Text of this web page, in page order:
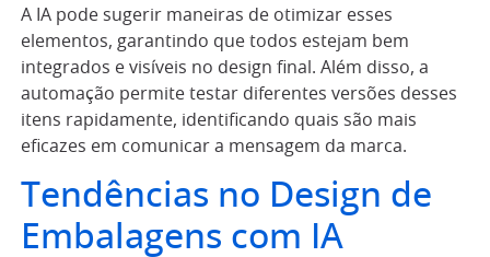
A IA pode sugerir maneiras de otimizar esses
elementos, garantindo que todos estejam bem
integrados e visíveis no design final. Além disso, a
automação permite testar diferentes versões desses
itens rapidamente, identificando quais são mais
eficazes em comunicar a mensagem da marca.
Tendências no Design de
Embalagens com IA